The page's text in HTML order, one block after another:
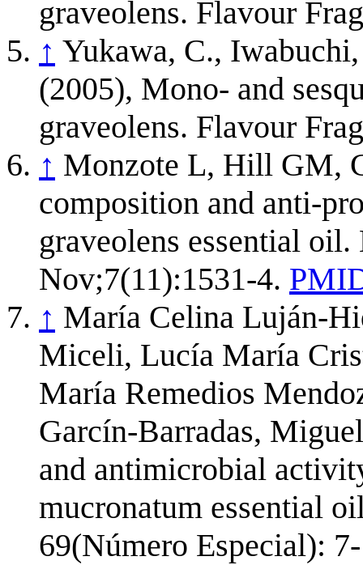
graveolens. Flavour
↑ Yukawa, C.,
(2005), Mono- and
graveolens. Flavour
↑ Monzote L, Hill GM,
composition and anti-
graveolens essential
Nov;7(11):1531-4.
↑ María Celina Luján-
Miceli, Lucía María
María Remedios
Garcín-Barradas,
and antimicrobial
mucronatum essential
69(Número Especial):